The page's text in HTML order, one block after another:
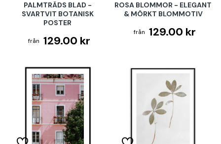
PALMTRÄDS BLAD -
SVARTVIT BOTANISK
POSTER
129.00 kr
ROSA BLOMMOR - ELEGANT
& MÖRKT BLOMMOTIV
129.00 kr